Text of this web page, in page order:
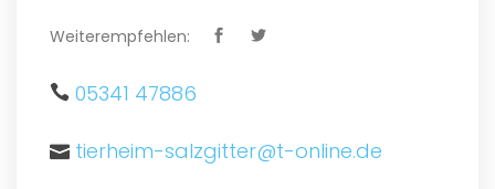
Weiterempfehlen:
05341 47886
tierheim-salzgitter@t-online.de